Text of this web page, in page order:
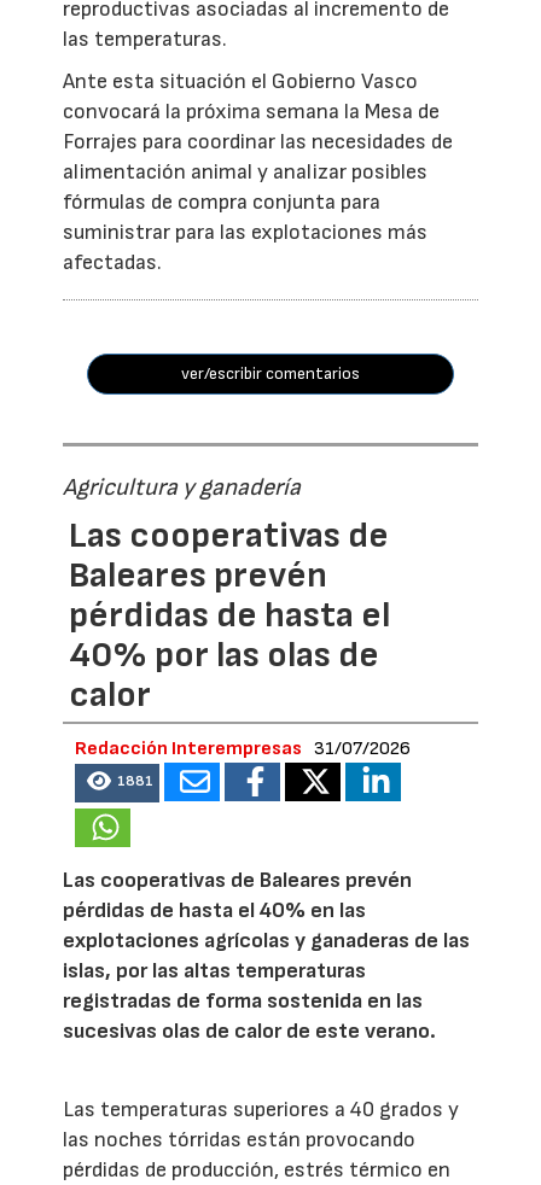
reproductivas asociadas al incremento de
las temperaturas.
Ante esta situación el Gobierno Vasco
convocará la próxima semana la Mesa de
Forrajes para coordinar las necesidades de
alimentación animal y analizar posibles
fórmulas de compra conjunta para
suministrar para las explotaciones más
afectadas.
ver/escribir comentarios
Agricultura y ganadería
Las cooperativas de
Baleares prevén
pérdidas de hasta el
40% por las olas de
calor
Redacción Interempresas 31/07/2026
1881
Las cooperativas de Baleares prevén
pérdidas de hasta el 40% en las
explotaciones agrícolas y ganaderas de las
islas, por las altas temperaturas
registradas de forma sostenida en las
sucesivas olas de calor de este verano.
Las temperaturas superiores a 40 grados y
las noches tórridas están provocando
pérdidas de producción, estrés térmico en